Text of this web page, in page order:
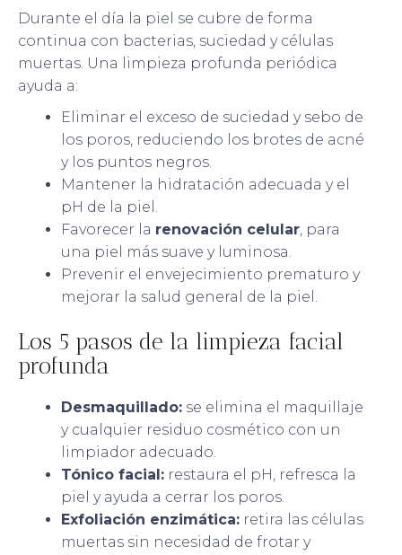
Durante el día la piel se cubre de forma
continua con bacterias, suciedad y células
muertas. Una limpieza profunda periódica
ayuda a:
Eliminar el exceso de suciedad y sebo de
los poros, reduciendo los brotes de acné
y los puntos negros.
Mantener la hidratación adecuada y el
pH de la piel.
Favorecer la renovación celular, para
una piel más suave y luminosa.
Prevenir el envejecimiento prematuro y
mejorar la salud general de la piel.
Los 5 pasos de la limpieza facial
profunda
Desmaquillado: se elimina el maquillaje
y cualquier residuo cosmético con un
limpiador adecuado.
Tónico facial: restaura el pH, refresca la
piel y ayuda a cerrar los poros.
Exfoliación enzimática: retira las células
muertas sin necesidad de frotar y